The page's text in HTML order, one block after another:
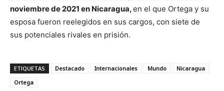
noviembre de 2021 en Nicaragua,en el que Ortega y su
esposa fueron reelegidos en sus cargos, con siete de
sus potenciales rivales en prisión.
ETIQUETAS Destacado Internacionales Mundo
Nicaragua
Ortega